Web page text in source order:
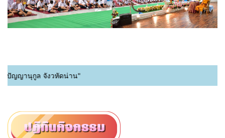
ญานุกูล จังวหัดน่าน"